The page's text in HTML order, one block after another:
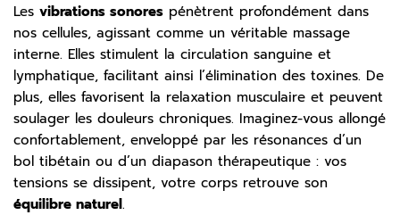
Les vibrations sonores pénètrent profondément dans
nos cellules, agissant comme un véritable massage
interne. Elles stimulent la circulation sanguine et
lymphatique, facilitant ainsi l’élimination des toxines. De
plus, elles favorisent la relaxation musculaire et peuvent
soulager les douleurs chroniques. Imaginez-vous allongé
confortablement, enveloppé par les résonances d’un
bol tibétain ou d’un diapason thérapeutique : vos
tensions se dissipent, votre corps retrouve son
équilibre naturel.